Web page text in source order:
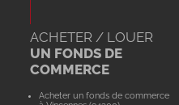
ACHETER / LOUER
UN FONDS DE
COMMERCE
Acheter un fonds de commerce